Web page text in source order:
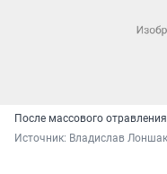
После массового
Источник: Владислав